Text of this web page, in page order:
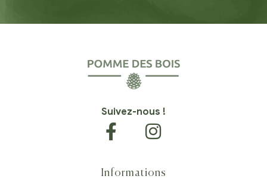
Suivez-nous !
Informations